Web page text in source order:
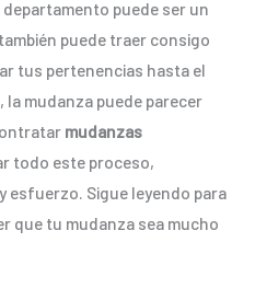
puede ser un
puede traer consigo
tus pertenencias hasta el
mudanza puede parecer
mudanzas
todo este proceso,
esfuerzo. Sigue leyendo para
que tu mudanza sea mucho